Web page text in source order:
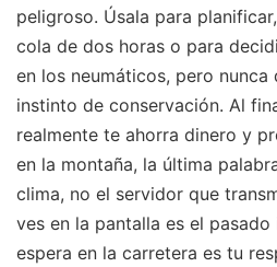
peligroso. Úsala para
cola de dos horas o para
en los neumáticos, pero
instinto de conservación. Al
realmente te ahorra dinero y
en la montaña, la última
clima, no el servidor que
ves en la pantalla es el
espera en la carretera es tu